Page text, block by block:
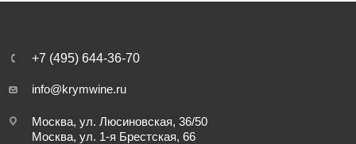
+7 (495) 644-36-70
info@krymwine.ru
Москва, ул. Люсиновская, 36/50
Москва, ул. 1-я Брестская, 66